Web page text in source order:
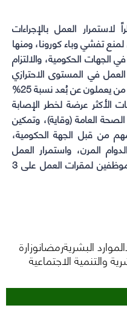
العمل بالإجراءات
لمنع تفشي وباء كورونا، ومنها
الجهات الحكومية، والالتزام
في المستوى الاحترازي
الأخضر وفق شروط أهمها ألا يتجاوز من يعملون عن بُعد نسبة 25%
الأكثر عرضة لخطر الإصابة
العامة (وقاية)، وتمكين
من قبل الجهة الحكومية،
المرن، واستمرار العمل
بتعليق البصمة، وتقسيم حضور الموظفين لمقرات العمل على 3
البشريةرمضانوزارة
والتنمية الاجتماعية